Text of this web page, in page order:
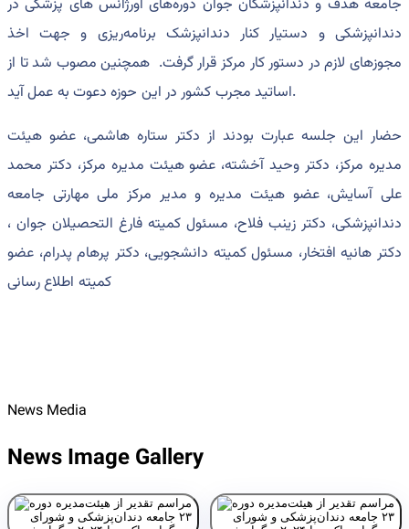
جامعه هدف و دندانپزشکان جوان دوره‌های اورژانس های پزشکی در
دندانپزشکی و دستیار کنار دندانپزشک برنامه‌ریزی و جهت اخذ
مجوزهای لازم در دستور کار مرکز قرار گرفت. همچنین مصوب شد تا از
اساتید مجرب کشور در این حوزه دعوت به عمل آید.
حضار این جلسه عبارت بودند از دکتر ستاره هاشمی، عضو هیئت
مدیره مرکز، دکتر وحید آخشته، عضو هیئت مدیره مرکز، دکتر محمد
علی آسایش، عضو هیئت مدیره و مدیر مرکز ملی مهارتی جامعه
دندانپزشکی، دکتر زینب فلاح، مسئول کمیته فارغ التحصیلان جوان ،
دکتر هانیه افتخار، مسئول کمیته دانشجویی، دکتر پرهام پدرام، عضو
کمیته اطلاع رسانی
News Media
News Image Gallery